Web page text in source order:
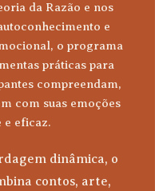
da Razão e nos
e
o programa
práticas para
compreendam,
com suas emoções
e eficaz.
dinâmica, o
contos, arte,